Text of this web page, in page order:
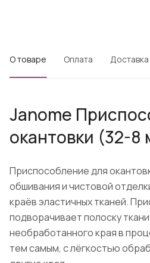
О товаре Оплата Доставка
Janome
окантовки (32-8
Приспособление для
обшивания и чистовой
краёв эластичных тканей.
подворачивает полоску
необработанного края в
тем самым, с лёгкостью